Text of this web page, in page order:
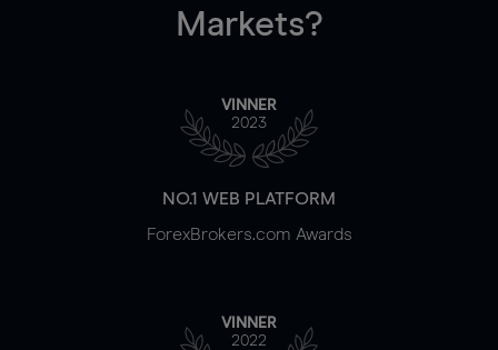
Markets?
VINNER
2023
NO.1 WEB PLATFORM
ForexBrokers.com Awards
VINNER
2022